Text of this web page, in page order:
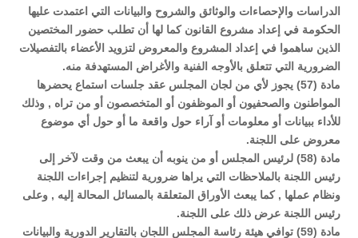
الدراسات والإحصاءات والوثائق والشروح والبيانات التي اعتمدت عليها
الحكومة في إعداد مشروع القانون كما لها أن تطلب حضور المختصين
الذين ساهموا في إعداد المشروع والمعروض لتزويد الأعضاء بالتفصيلات
الضرورية التي تتعلق بالأوجه الفنية والأغراض المستهدفة منه.
مادة (57) يجوز لأي من لجان المجلس عقد جلسات استماع يحضرها
المواطنون والصحفيون أو الموظفون أو المتخصصون أو من تراه , وذلك
للأداء ببيانات أو معلومات أو آراء حول واقعة ما أو حول أي موضوع
معروض على اللجنة.
مادة (58) لرئيس المجلس أو من ينوبه أن يبعث من وقت لآخر إلى
رئيس اللجنة بالملاحظات التي يراها ضرورية لتنظيم إجراءات اللجنة
ونظام عملها , كما يبعث الأوراق المتعلقة بالمسائل المحالة إليه , وعلى
رئيس اللجنة عرض ذلك على اللجنة.
مادة (59) توافي هيئة رئاسة المجلس اللجان بالتقارير الدورية والبيانات